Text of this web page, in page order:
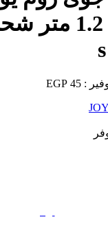
لايتنج طول
:
45 EGP